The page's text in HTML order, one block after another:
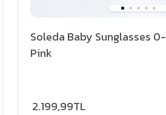
Soleda Baby Sunglasses
Pink
2.199,99TL